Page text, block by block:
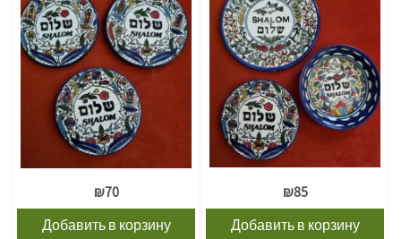
₪70
Добавить в корзину
₪85
Добавить в корзину